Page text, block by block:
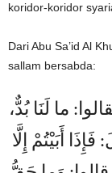
koridor-koridor
Dari Abu Sa’id Al
sallam bersabda:
ما لَنَا بُدٌّ،
أَبَيْتُمْ إِلَّا